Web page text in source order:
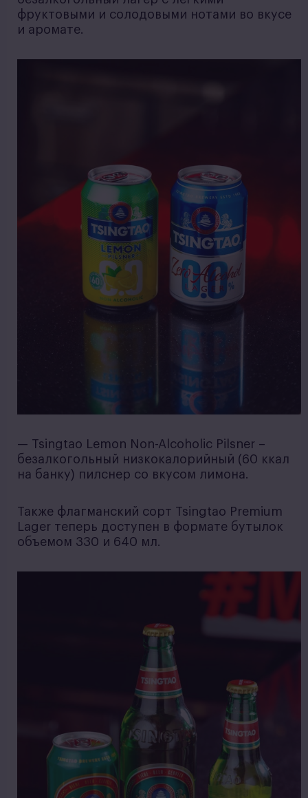
фруктовыми и солодовыми нотами во вкусе
и аромате.
— Tsingtao Lemon Non-Alcoholic Pilsner –
безалкогольный низкокалорийный (60 ккал
на банку) пилснер со вкусом лимона.
Также флагманский сорт Tsingtao Premium
Lager теперь доступен в формате бутылок
объемом 330 и 640 мл.